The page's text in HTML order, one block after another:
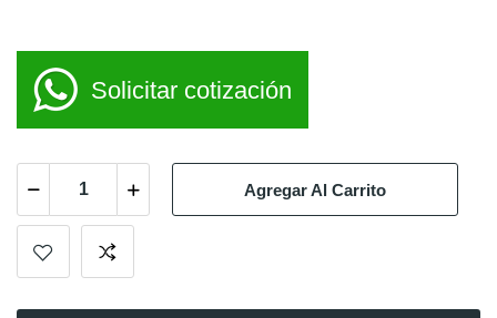
Solicitar cotización
Agregar Al Carrito